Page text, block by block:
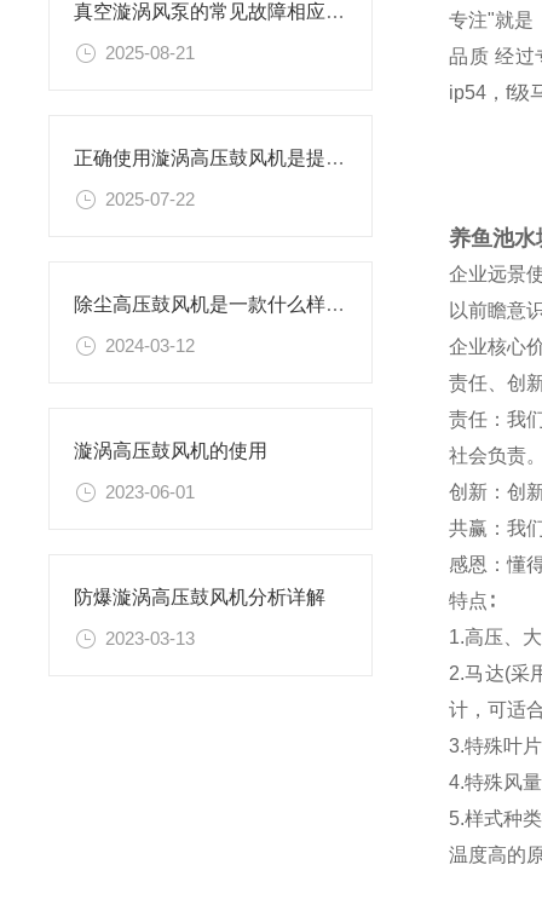
真空漩涡风泵的常见故障相应解决方案分享
2025-08-21
正确使用漩涡高压鼓风机是提升效率与安全性的关键
2025-07-22
除尘高压鼓风机是一款什么样的设备
2024-03-12
漩涡高压鼓风机的使用
2023-06-01
防爆漩涡高压鼓风机分析详解
2023-03-13
专注"就是
品质 经过
ip54，f级
养鱼池水
企业远景
以前瞻意
企业核心
责任、创
责任：我
社会负责
创新：创
共赢：我
感恩：懂
特点 ∶
1.高压、
2.马达(采
计，可适
3.特殊叶
4.特殊风
5.样式种
温度高的